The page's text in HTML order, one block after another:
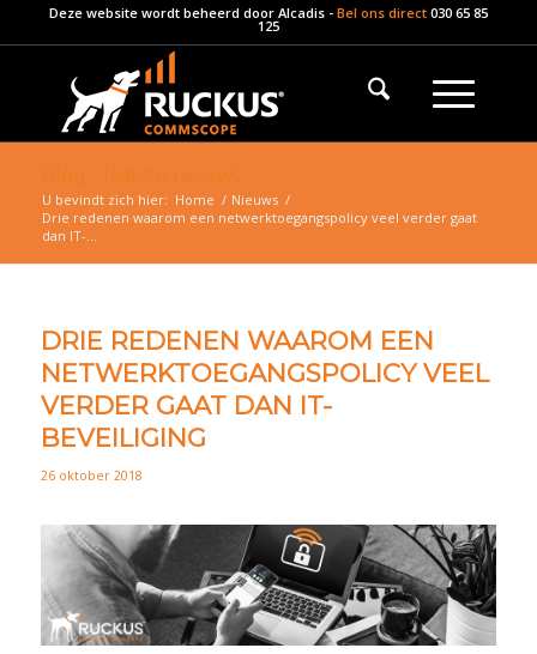
Deze website wordt beheerd door Alcadis- Bel ons direct 030 65 85
125
U bevindt zich hier: Home / Nieuws /
Drie redenen waarom een netwerktoegangspolicy veel verder gaat
dan IT-...
DRIE REDENEN WAAROM EEN
NETWERKTOEGANGSPOLICY VEEL
VERDER GAAT DAN IT-
BEVEILIGING
26 oktober 2018